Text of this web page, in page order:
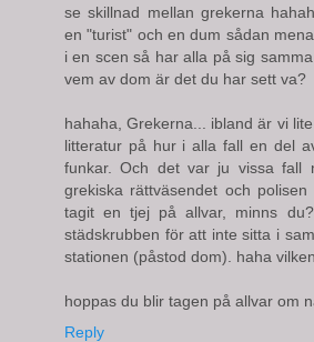
se skillnad mellan grekerna
en "turist" och en dum sådan
i en scen så har alla på sig
vem av dom är det du har sett va?
hahaha, Grekerna... ibland är vi
litteratur på hur i alla fall en del
funkar. Och det var ju vissa fall
grekiska rättväsendet och
tagit en tjej på allvar, minns
städskrubben för att inte sitta i
stationen (påstod dom). haha vilken
hoppas du blir tagen på allvar om
Reply